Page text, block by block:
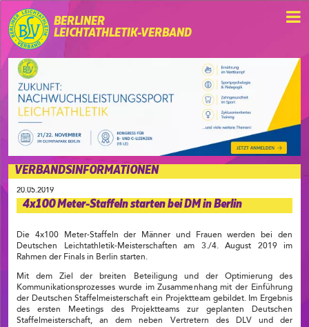
BERLINER
LEICHTATHLETIK-VERBAND
VERBANDSINFORMATIONEN
20.05.2019
4x100 Meter-Staffeln starten bei DM in Berlin
Die 4x100 Meter-Staffeln der Männer und Frauen werden bei den
Deutschen Leichtathletik-Meisterschaften am 3./4. August 2019 im
Rahmen der Finals in Berlin starten.
Mit dem Ziel der breiten Beteiligung und der Optimierung des
Kommunikationsprozesses wurde im Zusammenhang mit der Einführung
der Deutschen Staffelmeisterschaft ein Projektteam gebildet. Im Ergebnis
des ersten Meetings des Projektteams zur geplanten Deutschen
Staffelmeisterschaft, an dem neben Vertretern des DLV und der